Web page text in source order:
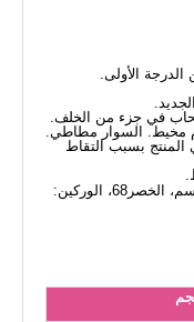
الأولى.
سحاب في جزء من الخلف.
مخيط. السوار مطاطي.
المنتج بسبب التقاط
الطول: 165 سم، الصدر: 80 سم، الخصر68، الوركين: